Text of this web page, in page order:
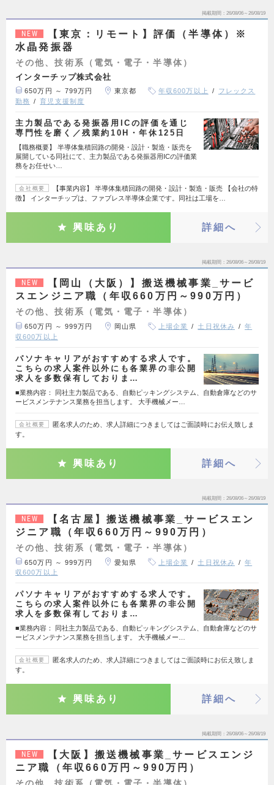
掲載期間 26/08/06～26/08/19
NEW
【東京：リモート】評価（半導体）※
水晶発振器
その他、技術系（電気・電子・半導体）
インターチップ株式会社
650万円 ～ 799万円 東京都 年収600万以上
フレックス
勤務
育児支援制度
主力製品である発振器用ICの評価を通じ
専門性を磨く／残業約10H・年休125日
【職務概要】 半導体集積回路の開発・設計・製造・販売を
展開している同社にて、主力製品である発振器用ICの評価業
務をお任せい…
会社概要
【事業内容】 半導体集積回路の開発・設計・製造・販売 【会社の特
徴】 インターチップは、ファブレス半導体企業です。同社は工場を…
興味あり 詳細へ
掲載期間 26/08/06～26/08/19
NEW
【岡山（大阪）】搬送機械事業_サービ
スエンジニア職（年収660万円～990万円）
その他、技術系（電気・電子・半導体）
650万円 ～ 999万円 岡山県 上場企業 土日祝休み
年
収600万以上
パソナキャリアがおすすめする求人です。
こちらの求人案件以外にも各業界の非公開
求人を多数保有しておりま…
■業務内容： 同社主力製品である、自動ピッキングシステム、自動倉庫などのサ
ービスメンテナンス業務を担当します。 大手機械メー…
会社概要
匿名求人のため、求人詳細につきましてはご面談時にお伝え致しま
す。
興味あり 詳細へ
掲載期間 26/08/06～26/08/19
NEW
【名古屋】搬送機械事業_サービスエン
ジニア職（年収660万円～990万円）
その他、技術系（電気・電子・半導体）
650万円 ～ 999万円 愛知県 上場企業 土日祝休み
年
収600万以上
パソナキャリアがおすすめする求人です。
こちらの求人案件以外にも各業界の非公開
求人を多数保有しておりま…
■業務内容： 同社主力製品である、自動ピッキングシステム、自動倉庫などのサ
ービスメンテナンス業務を担当します。 大手機械メー…
会社概要
匿名求人のため、求人詳細につきましてはご面談時にお伝え致しま
す。
興味あり 詳細へ
掲載期間 26/08/06～26/08/19
NEW
【大阪】搬送機械事業_サービスエンジ
ニア職（年収660万円～990万円）